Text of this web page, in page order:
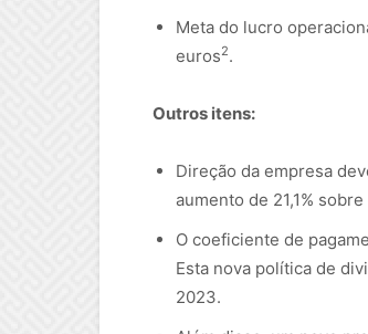
Meta do lucro
euros2.
Outros itens:
Direção da empresa
aumento de 21,1%
O coeficiente de
Esta nova política de
2023.